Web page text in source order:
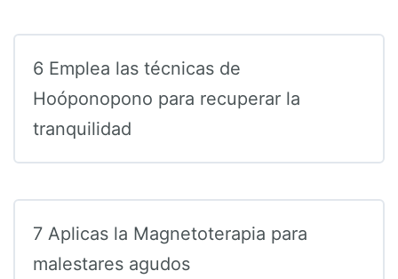
6 Emplea las técnicas de
Hoóponopono para recuperar la
tranquilidad
7 Aplicas la Magnetoterapia para
malestares agudos